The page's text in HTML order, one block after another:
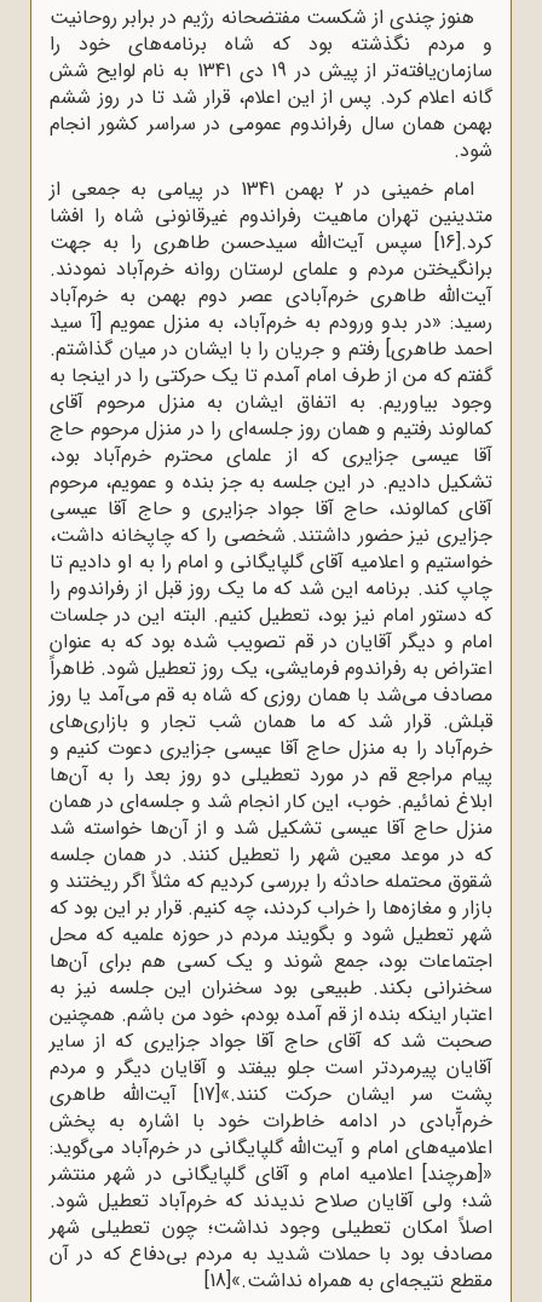
هنوز چندی از شکست مفتضحانه رژیم در برابر روحانیت
و مردم نگذشته بود که شاه برنامه‌های خود را
سازمان‌یافته‌تر از پیش در 19 دی 1341 به نام لوایح شش
گانه اعلام کرد. پس از این اعلام، قرار شد تا در روز ششم
بهمن همان سال رفراندوم عمومی در سراسر کشور انجام
شود.
امام خمینی در 2 بهمن 1341 در پیامی به جمعی از
متدینین تهران ماهیت رفراندوم غیرقانونی شاه‌ را افشا
کرد.[16]
سپس آیت‌الله سیدحسن طاهری را به جهت
برانگیختن مردم و علمای لرستان روانه خرم‌آباد نمودند.
آیت‌الله طاهری خرم‌آبادی عصر دوم بهمن به خرم‌آباد
رسید: «در بدو ورودم به خرم‌آباد، به منزل عمویم [آ سید
احمد طاهری] رفتم و جریان را با ایشان در میان گذاشتم.
گفتم که من از طرف امام آمدم تا یک حرکتی را در اینجا به
وجود بیاوریم. به اتفاق ایشان به منزل مرحوم آقای
کمالوند رفتیم و همان روز جلسه‌ای را در منزل مرحوم حاج
آقا عیسی جزایری که از علمای محترم خرم‌آباد بود،
تشکیل دادیم. در این جلسه به جز بنده و عمویم، مرحوم
آقای کمالوند، حاج آقا جواد جزایری و حاج آقا عیسی
جزایری نیز حضور داشتند. شخصی را که چاپخانه داشت،
خواستیم و اعلامیه آقای گلپایگانی و امام را به او دادیم تا
چاپ کند. برنامه این شد که ما یک روز قبل از رفراندوم را
که دستور امام نیز بود، تعطیل کنیم. البته این در جلسات
امام و دیگر آقایان در قم تصویب شده بود که به عنوان
اعتراض به رفراندوم فرمایشی، یک روز تعطیل شود. ظاهراً
مصادف می‌شد با همان روزی که شاه به قم می‌آمد یا روز
قبلش. قرار شد که ما همان شب تجار و بازاری‌های
خرم‌آباد را به منزل حاج آقا عیسی جزایری دعوت کنیم و
پیام مراجع قم در مورد تعطیلی دو روز بعد را به آن‌ها
ابلاغ نمائیم. خوب، این کار انجام شد و جلسه‌ای در همان
منزل حاج آقا عیسی تشکیل شد و از آن‌ها خواسته شد
که در موعد معین شهر را تعطیل کنند. در همان جلسه
شقوق محتمله حادثه را بررسی کردیم که مثلاً اگر ریختند و
بازار و مغازه‌ها را خراب کردند، چه کنیم. قرار بر این بود که
شهر تعطیل شود و بگویند مردم در حوزه علمیه که محل
اجتماعات بود، جمع شوند و یک کسی هم برای آن‌ها
سخنرانی بکند. طبیعی بود سخنران این جلسه نیز به
اعتبار اینکه بنده از قم آمده بودم، خود من باشم. همچنین
صحبت شد که آقای حاج آقا جواد جزایری که از سایر
آقایان پیرمردتر است جلو بیفتد و آقایان دیگر و مردم
پشت سر ایشان حرکت کنند.»[17]
آیت‌الله طاهری
خرم‌آّبادی در ادامه خاطرات خود با اشاره به پخش
اعلامیه‌های امام و آیت‌الله گلپایگانی در خرم‌آباد می‌گوید:
«[هرچند] اعلامیه امام و آقای گلپایگانی در شهر منتشر
شد؛ ولی آقایان صلاح ندیدند که خرم‌آباد تعطیل شود.
اصلاً امکان تعطیلی وجود نداشت؛ چون تعطیلی شهر
مصادف بود با حملات شدید به مردم بی‌دفاع که در آن
مقطع نتیجه‌ای به همراه نداشت.»[18]